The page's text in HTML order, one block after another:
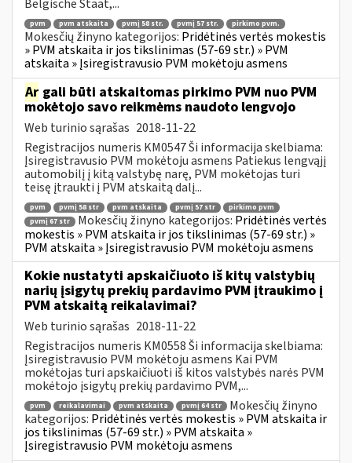
Belgische Staat,...
pvm pvm atskaita pvmį 58 str. pvmį 57 str. pirkimo pvm.
Mokesčių žinyno kategorijos: Pridėtinės vertės mokestis
» PVM atskaita ir jos tikslinimas (57-69 str.) » PVM
atskaita » Įsiregistravusio PVM mokėtoju asmens
Ar gali būti atskaitomas pirkimo PVM nuo PVM
mokėtojo savo reikmėms naudoto lengvojo
Web turinio sąrašas 2018-11-22
Registracijos numeris KM0547 Ši informacija skelbiama:
Įsiregistravusio PVM mokėtoju asmens Patiekus lengvąjį
automobilį į kitą valstybę narę, PVM mokėtojas turi
teisę įtraukti į PVM atskaitą dalį...
pvm pvmį 58 str pvm atskaita pvmį 57 str
pirkimo pvm
pvmį 67 str
Mokesčių žinyno kategorijos: Pridėtinės vertės
mokestis » PVM atskaita ir jos tikslinimas (57-69 str.) »
PVM atskaita » Įsiregistravusio PVM mokėtoju asmens
Kokie nustatyti apskaičiuoto iš kitų valstybių
narių įsigytų prekių pardavimo PVM įtraukimo į
PVM atskaitą reikalavimai?
Web turinio sąrašas 2018-11-22
Registracijos numeris KM0558 Ši informacija skelbiama:
Įsiregistravusio PVM mokėtoju asmens Kai PVM
mokėtojas turi apskaičiuoti iš kitos valstybės narės PVM
mokėtojo įsigytų prekių pardavimo PVM,...
pvm reikalavimai pvm atskaita pvmį 64 str
Mokesčių žinyno
kategorijos: Pridėtinės vertės mokestis » PVM atskaita ir
jos tikslinimas (57-69 str.) » PVM atskaita »
Įsiregistravusio PVM mokėtoju asmens